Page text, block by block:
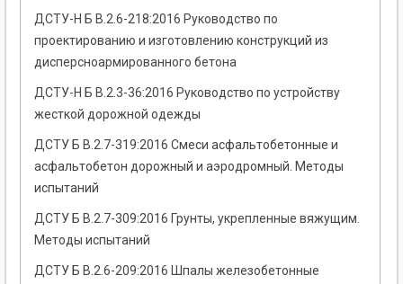
ДСТУ-Н Б В.2.6-218:2016 Руководство по
проектированию и изготовлению конструкций из
дисперсноармированного бетона
ДСТУ-Н Б В.2.3-36:2016 Руководство по устройству
жесткой дорожной одежды
ДСТУ Б В.2.7-319:2016 Смеси асфальтобетонные и
асфальтобетон дорожный и аэродромный. Методы
испытаний
ДСТУ Б В.2.7-309:2016 Грунты, укрепленные вяжущим.
Методы испытаний
ДСТУ Б В.2.6-209:2016 Шпалы железобетонные